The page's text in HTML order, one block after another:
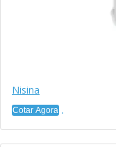
Nisina
Cotar Agora